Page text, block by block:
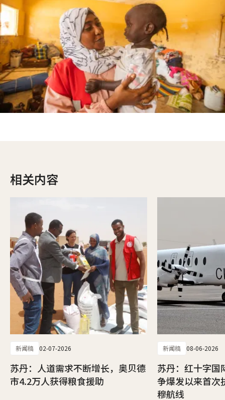
相关内容
新闻稿 02-07-2026
苏丹：人道需求不断增长，奥贝德
市4.2万人获得粮食援助
新闻稿 08-06-2026
苏丹：红十字国
争爆发以来首次
穆航线